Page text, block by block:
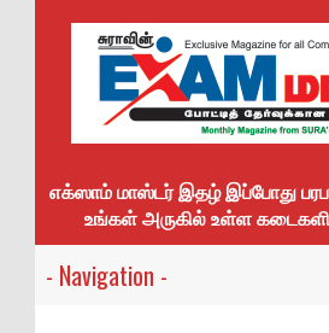
எக்ஸாம் மாஸ்டர் இதழ் இப்போது
உங்கள் அருகில் உள்ள